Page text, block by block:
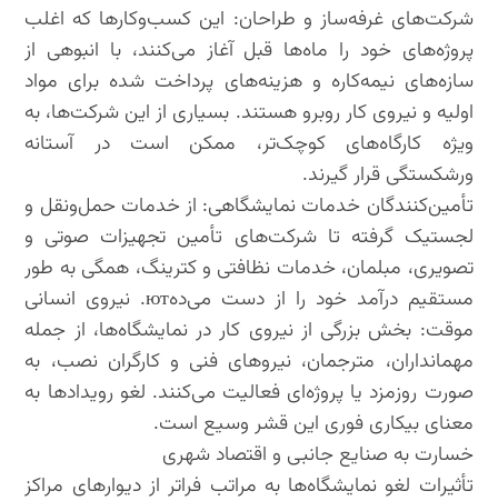
شرکت‌های غرفه‌ساز و طراحان: این کسب‌وکارها که اغلب
پروژه‌های خود را ماه‌ها قبل آغاز می‌کنند، با انبوهی از
سازه‌های نیمه‌کاره و هزینه‌های پرداخت شده برای مواد
اولیه و نیروی کار روبرو هستند. بسیاری از این شرکت‌ها، به
ویژه کارگاه‌های کوچک‌تر، ممکن است در آستانه
ورشکستگی قرار گیرند.
تأمین‌کنندگان خدمات نمایشگاهی: از خدمات حمل‌ونقل و
لجستیک گرفته تا شرکت‌های تأمین تجهیزات صوتی و
تصویری، مبلمان، خدمات نظافتی و کترینگ، همگی به طور
مستقیم درآمد خود را از دست می‌دهют. نیروی انسانی
موقت: بخش بزرگی از نیروی کار در نمایشگاه‌ها، از جمله
مهمانداران، مترجمان، نیروهای فنی و کارگران نصب، به
صورت روزمزد یا پروژه‌ای فعالیت می‌کنند. لغو رویدادها به
معنای بیکاری فوری این قشر وسیع است.
خسارت به صنایع جانبی و اقتصاد شهری
تأثیرات لغو نمایشگاه‌ها به مراتب فراتر از دیوارهای مراکز